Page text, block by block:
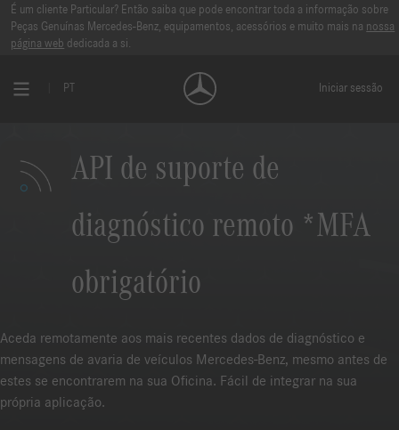
É um cliente Particular? Então saiba que pode encontrar toda a informação sobre
Peças Genuínas Mercedes-Benz, equipamentos, acessórios e muito mais na nossa
página web dedicada a si.
PT Iniciar sessão
API de suporte de
diagnóstico remoto *MFA
obrigatório
Aceda remotamente aos mais recentes dados de diagnóstico e
mensagens de avaria de veículos Mercedes-Benz, mesmo antes de
estes se encontrarem na sua Oficina. Fácil de integrar na sua
própria aplicação.